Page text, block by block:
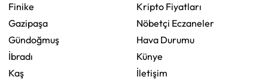
Finike
Gazipaşa
Gündoğmuş
İbradı
Kaş
Kripto Fiyatları
Nöbetçi Eczaneler
Hava Durumu
Künye
İletişim